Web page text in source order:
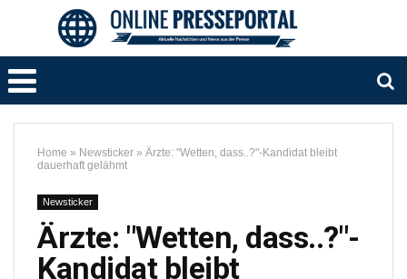
Home » Newsticker » Ärzte: "Wetten, dass..?"-Kandidat bleibt
dauerhaft gelähmt
Newsticker
Ärzte: "Wetten, dass..?"-
Kandidat bleibt